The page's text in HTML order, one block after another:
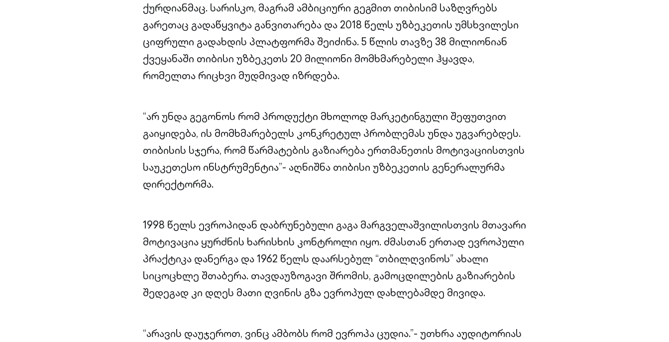
ქურდიანმაც. სარისკო, მაგრამ ამბიციური გეგმით თიბისიმ საზღვრებს
გარეთაც გადაწყვიტა განვითარება და 2018 წელს უზბეკეთის უმსხვილესი
ციფრული გადახდის პლატფორმა შეიძინა. 5 წლის თავზე 38 მილიონიან
ქვეყანაში თიბისი უზბეკეთს 20 მილიონი მომხმარებელი ჰყავდა,
რომელთა რიცხვი მუდმივად იზრდება.
“არ უნდა გეგონოს რომ პროდუქტი მხოლოდ მარკეტინგული შეფუთვით
გაიყიდება, ის მომხმარებელს კონკრეტულ პრობლემას უნდა უგვარებდეს.
თიბისის სჯერა, რომ წარმატების გაზიარება ერთმანეთის მოტივაციისთვის
საუკეთესო ინსტრუმენტია”- აღნიშნა თიბისი უზბეკეთის გენერალურმა
დირექტორმა.
1998 წელს ევროპიდან დაბრუნებული გაგა მარგველაშვილისთვის მთავარი
მოტივაცია ყურძნის ხარისხის კონტროლი იყო. ძმასთან ერთად ევროპული
პრაქტიკა დანერგა და 1962 წელს დაარსებულ “თბილღვინოს” ახალი
სიცოცხლე შთაბერა. თავდაუზოგავი შრომის, გამოცდილების გაზიარების
შედეგად კი დღეს მათი ღვინის გზა ევროპულ დახლებამდე მივიდა.
“არავის დაუჯეროთ, ვინც ამბობს რომ ევროპა ცუდია.”- უთხრა აუდიტორიას